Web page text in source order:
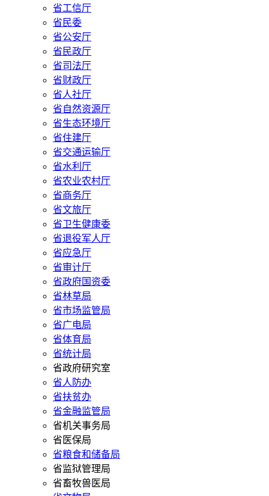
省工信厅
省民委
省公安厅
省民政厅
省司法厅
省财政厅
省人社厅
省自然资源厅
省生态环境厅
省住建厅
省交通运输厅
省水利厅
省农业农村厅
省商务厅
省文旅厅
省卫生健康委
省退役军人厅
省应急厅
省审计厅
省政府国资委
省林草局
省市场监管局
省广电局
省体育局
省统计局
省政府研究室
省人防办
省扶贫办
省金融监管局
省机关事务局
省医保局
省粮食和储备局
省监狱管理局
省畜牧兽医局